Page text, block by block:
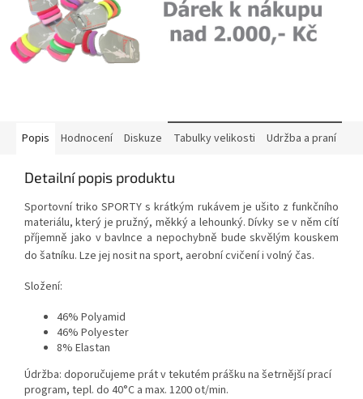
Popis Hodnocení Diskuze Tabulky velikosti Udržba a praní
Detailní popis produktu
Sportovní triko SPORTY s krátkým rukávem je ušito z funkčního
materiálu, který je pružný, měkký a lehounký. Dívky se v něm cítí
příjemně jako v bavlnce a nepochybně bude skvělým kouskem
do šatníku. Lze jej nosit na sport, aerobní cvičení i volný čas.
Složení:
46% Polyamid
46% Polyester
8% Elastan
Údržba: doporučujeme prát v tekutém prášku na šetrnější prací
program, tepl. do 40°C a max. 1200 ot/min.